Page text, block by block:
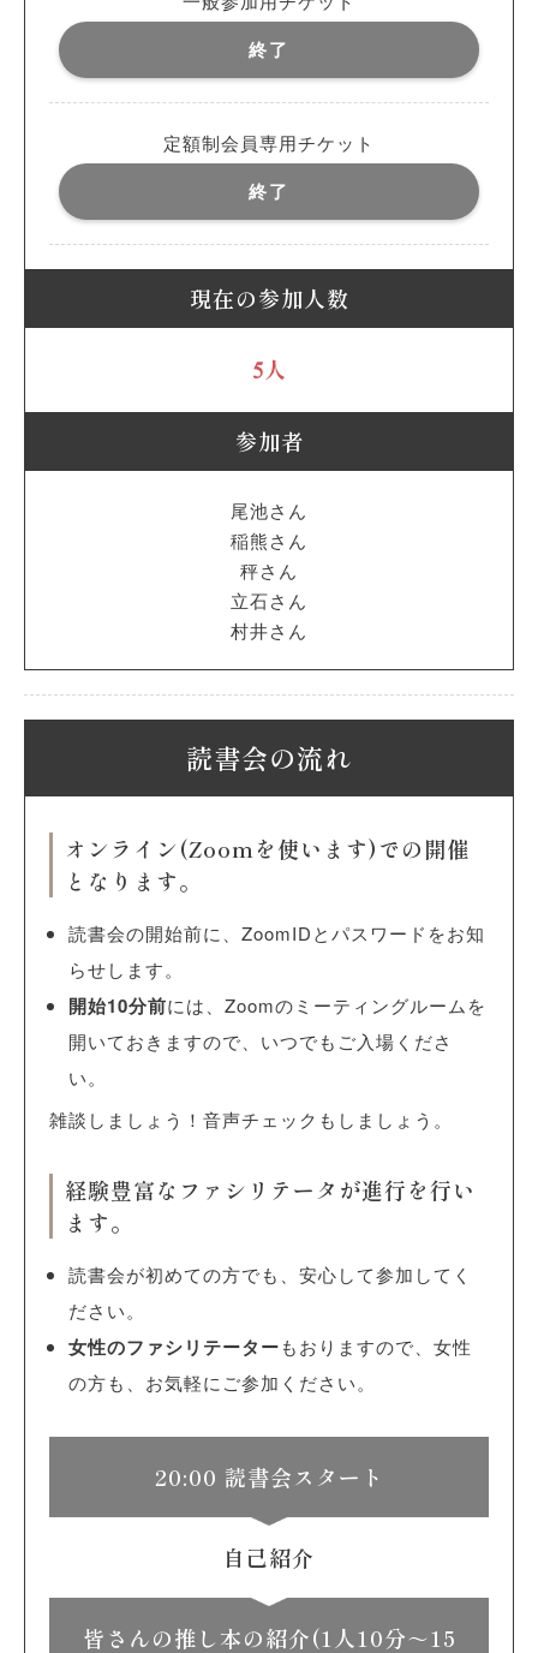
終了
定額制会員専用チケット
終了
現在の参加人数
5人
参加者
尾池さん
稲熊さん
秤さん
立石さん
村井さん
読書会の流れ
オンライン(Zoomを使います)での開催
となります。
読書会の開始前に、ZoomIDとパスワードをお知
らせします。
開始10分前には、Zoomのミーティングルームを
開いておきますので、いつでもご入場くださ
い。
雑談しましょう！音声チェックもしましょう。
経験豊富なファシリテータが進行を行い
ます。
読書会が初めての方でも、安心して参加してく
ださい。
女性のファシリテーターもおりますので、女性
の方も、お気軽にご参加ください。
20:00 読書会スタート
自己紹介
皆さんの推し本の紹介(1人10分～15